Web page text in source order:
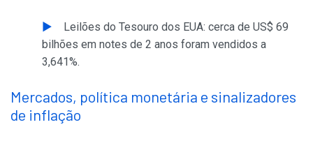
Leilões do Tesouro dos EUA: cerca de US$ 69
bilhões em notes de 2 anos foram vendidos a
3,641%.
Mercados, política monetária e sinalizadores
de inflação